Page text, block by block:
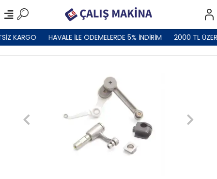
KARGO HAVALE İLE ÖDEMELERDE 5% İNDİRİM 2000 TL